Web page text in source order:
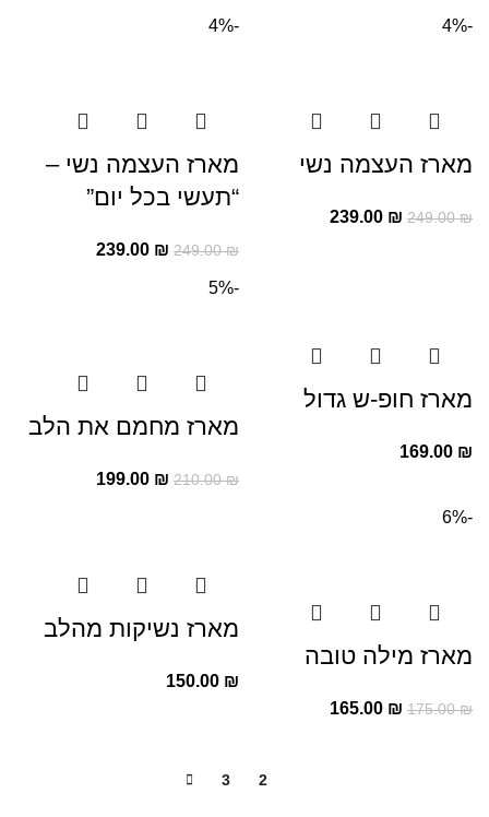
-4%
מארז העצמה נשי
249.00₪
239.00 ₪
-4%
מארז העצמה נשי –
“תעשי בכל יום”
249.00₪
239.00 ₪
מארז חופ-ש גדול
169.00 ₪
-5%
מארז מחמם את הלב
210.00₪
199.00 ₪
-6%
מארז מילה טובה
175.00₪
165.00 ₪
מארז נשיקות מהלב
150.00 ₪
2
3